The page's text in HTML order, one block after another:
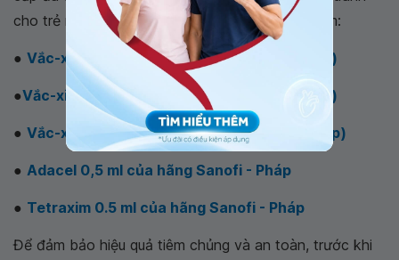
cho trẻ nhỏ và người lớn với 5 loại phối hợp, gồm:
● Vắc-xin 6 trong 1 Infanrix Hexa của GSK (Bỉ)
●Vắc-xin 6 trong 1 Hexaxim của Sanofi (Pháp)
● Vắc-xin 5 trong 1 Pentaxim của Sanofi (Pháp)
● Adacel 0,5 ml của hãng Sanofi - Pháp
● Tetraxim 0.5 ml của hãng Sanofi - Pháp
Để đảm bảo hiệu quả tiêm chủng và an toàn, trước khi